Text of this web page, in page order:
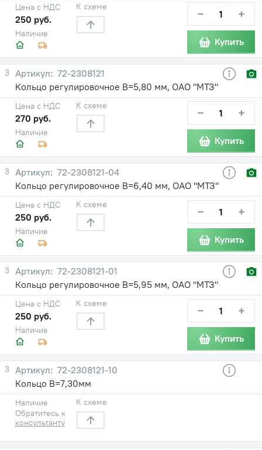
Наличие
Цена с НДС
250 руб.
К схеме − +
Купить
3
72-2308121
Кольцо регулировочное В=5,80 мм, ОАО "МТЗ"
Наличие
Цена с НДС
270 руб.
К схеме − +
Купить
3
72-2308121-04
Кольцо регулировочное В=6,40 мм, ОАО "МТЗ"
Наличие
Цена с НДС
250 руб.
К схеме − +
Купить
3
72-2308121-01
Кольцо регулировочное В=5,95 мм, ОАО "МТЗ"
Наличие
Цена с НДС
250 руб.
К схеме − +
Купить
3
72-2308121-10
Кольцо В=7,30мм
Наличие
Обратитесь к
консультанту
К схеме